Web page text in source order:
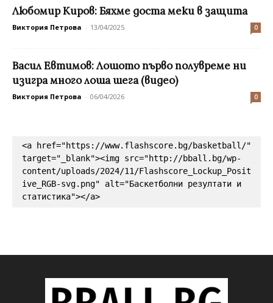
Любомир Киров: Бяхме доста меки в защита
Виктория Петрова - 13/04/2025 0
Васил Евтимов: Лошото първо полувреме ни
изигра много лоша шега (видео)
Виктория Петрова - 06/04/2026 0
<a href="https://www.flashscore.bg/basketball/"
target="_blank"><img src="http://bball.bg/wp-
content/uploads/2024/11/Flashscore_Lockup_Posit
ive_RGB-svg.png" alt="Баскетболни резултати и
статистика"></a>